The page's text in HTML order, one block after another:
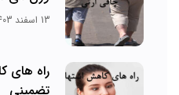
13 اسفند 1403